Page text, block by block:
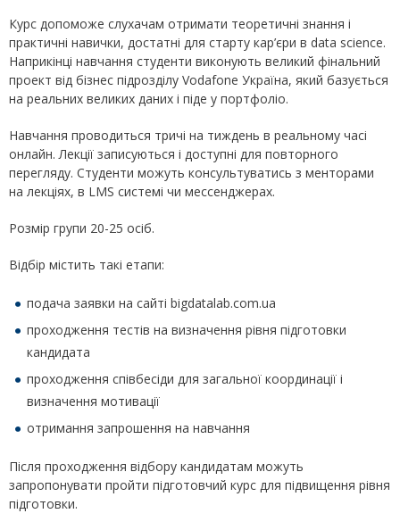
Курс допоможе слухачам отримати теоретичні знання і
практичні навички, достатні для старту кар’єри в data science.
Наприкінці навчання студенти виконують великий фінальний
проект від бізнес підрозділу Vodafone Україна, який базується
на реальних великих даних і піде у портфоліо.
Навчання проводиться тричі на тиждень в реальному часі
онлайн. Лекції записуються і доступні для повторного
перегляду. Студенти можуть консультуватись з менторами
на лекціях, в LMS системі чи мессенджерах.
Розмір групи 20-25 осіб.
Відбір містить такі етапи:
подача заявки на сайті bigdatalab.com.ua
проходження тестів на визначення рівня підготовки
кандидата
проходження співбесіди для загальної координації і
визначення мотивації
отримання запрошення на навчання
Після проходження відбору кандидатам можуть
запропонувати пройти підготовчий курс для підвищення рівня
підготовки.